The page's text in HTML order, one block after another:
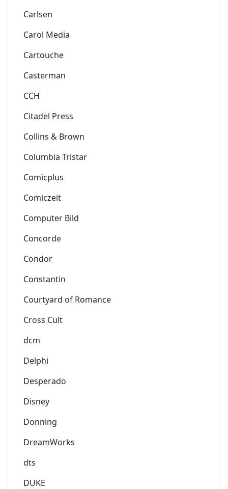
Carlsen
Carol Media
Cartouche
Casterman
CCH
Citadel Press
Collins & Brown
Columbia Tristar
Comicplus
Comiczeit
Computer Bild
Concorde
Condor
Constantin
Courtyard of Romance
Cross Cult
dcm
Delphi
Desperado
Disney
Donning
DreamWorks
dts
DUKE